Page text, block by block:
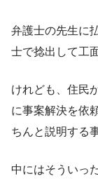
弁護士の先生に
士で捻出して工
けれども、住民
に事案解決を依
ちんと説明する
中にはそういっ